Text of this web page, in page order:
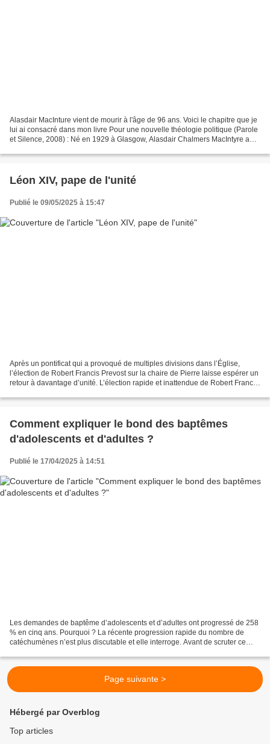
Alasdair MacInture vient de mourir à l'âge de 96 ans. Voici le chapitre que je
lui ai consacré dans mon livre Pour une nouvelle théologie politique (Parole
et Silence, 2008) : Né en 1929 à Glasgow, Alasdair Chalmers MacIntyre a
Léon XIV, pape de l'unité
Publié le 09/05/2025 à 15:47
Après un pontificat qui a provoqué de multiples divisions dans l’Église,
l’élection de Robert Francis Prevost sur la chaire de Pierre laisse espérer un
retour à davantage d’unité. L’élection rapide et inattendue de Robert Francis
Comment expliquer le bond des baptêmes
d'adolescents et d'adultes ?
Publié le 17/04/2025 à 14:51
Les demandes de baptême d’adolescents et d’adultes ont progressé de 258
% en cinq ans. Pourquoi ? La récente progression rapide du nombre de
catéchumènes n’est plus discutable et elle interroge. Avant de scruter ce
Page suivante >
Hébergé par Overblog
Top articles